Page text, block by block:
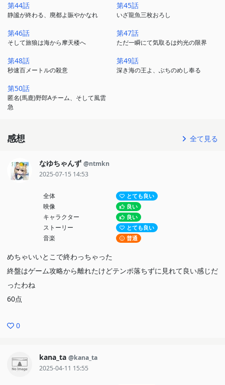
第44話
静謐が終わる、廃都よ賑やかなれ
第45話
いざ龍魚三枚おろし
第46話
そして旅狼は海から摩天楼へ
第47話
ただ一瞬にて気取るは灼光の限界
第48話
秒速百メートルの殺意
第49話
深き海の王よ、ぶちのめし奉る
第50話
匿名(馬鹿)野郎Aチーム、そして風雲
急
感想 全て見る
なゆちゃんず @ntmkn
2025-07-15 14:53
全体 とても良い
映像 良い
キャラクター 良い
ストーリー とても良い
音楽 普通
めちゃいいとこで終わっちゃった
終盤はゲーム攻略から離れたけどテンポ落ちずに見れて良い感じだ
ったわね
60点
0
kana_ta @kana_ta
2025-04-11 15:55